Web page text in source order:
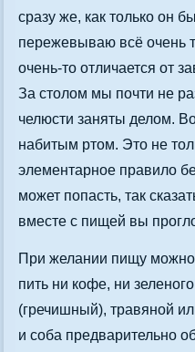
сразу же, как только он
пережевываю всё очень
очень-то отличается от
За столом мы почти не
челюсти заняты делом.
набитым ртом. Это не
элементарное правило
может попасть, так
вместе с пищей вы
При желании пищу можно
пить ни кофе, ни
(гречишный), травяной
и соба предварительно